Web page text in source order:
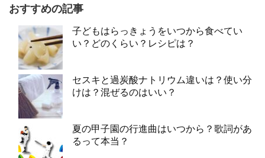
おすすめの記事
子どもはらっきょうをいつから食べてい
い？どのくらい？レシピは？
セスキと過炭酸ナトリウム違いは？使い分
けは？混ぜるのはいい？
夏の甲子園の行進曲はいつから？歌詞があ
るって本当？